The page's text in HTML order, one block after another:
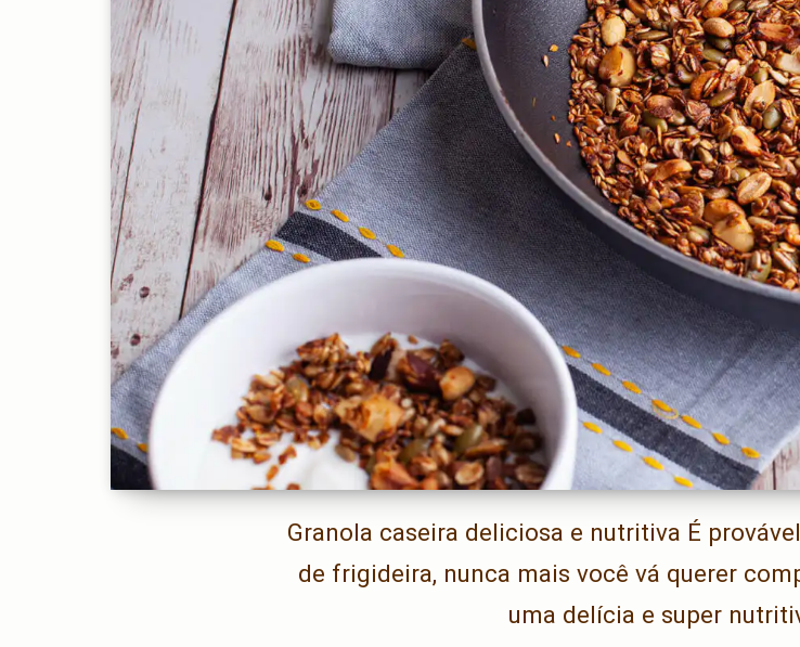
Granola caseira deliciosa e nutritiva É
de frigideira, nunca mais você vá querer
uma delícia e super